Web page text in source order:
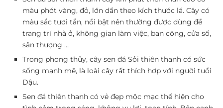
màu phớt vàng, đỏ, lớn dần theo kích thước lá. Cây có
màu sắc tươi tắn, nổi bật nên thường được dùng để
trang trí nhà ở, không gian làm việc, ban công, cửa sổ,
sân thượng …
Trong phong thủy, cây sen đá Sỏi thiên thanh có sức
sống mạnh mẽ, là loài cây rất thích hợp với người tuổi
Dậu.
Sen đá thiên thanh có vẻ đẹp mộc mạc thể hiện cho